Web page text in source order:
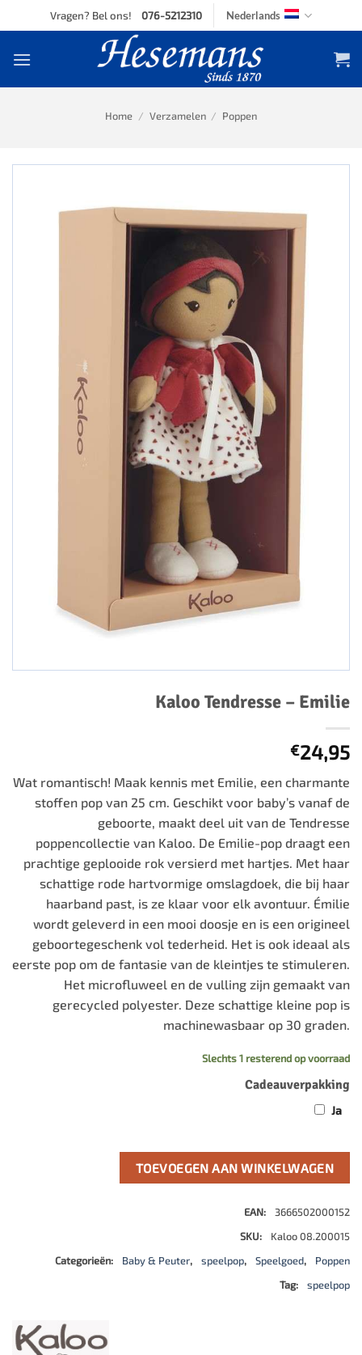
to
Vragen? Bel ons! 076-5212310 Nederlands
Home / Verzamelen / Poppen
Kaloo Tendresse – Emilie
€24,95
Wat romantisch! Maak kennis met Emilie, een charmante
stoffen pop van 25 cm. Geschikt voor baby’s vanaf de
geboorte, maakt deel uit van de Tendresse
poppencollectie van Kaloo. De Emilie-pop draagt ​​een
prachtige geplooide rok versierd met hartjes. Met haar
schattige rode hartvormige omslagdoek, die bij haar
haarband past, is ze klaar voor elk avontuur. Émilie
wordt geleverd in een mooi doosje en is een origineel
geboortegeschenk vol tederheid. Het is ook ideaal als
eerste pop om de fantasie van de kleintjes te stimuleren.
Het microfluweel en de vulling zijn gemaakt van
gerecycled polyester. Deze schattige kleine pop is
machinewasbaar op 30 graden.
Slechts 1 resterend op voorraad
Cadeauverpakking
Ja
TOEVOEGEN AAN WINKELWAGEN
EAN:
3666502000152
SKU:
Kaloo 08.200015
Categorieën:
Baby & Peuter, speelpop, Speelgoed,
Poppen
Tag:
speelpop